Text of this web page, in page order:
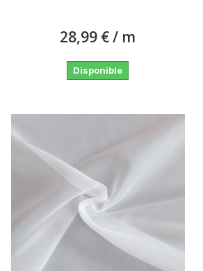
28,99 €/ m
Disponible